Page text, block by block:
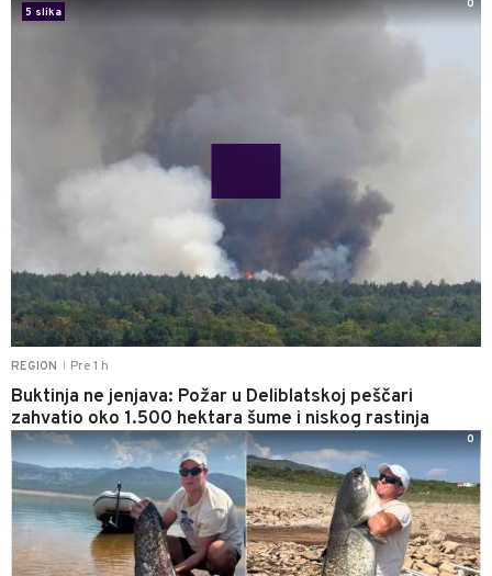
REGION Pre 1 h
Buktinja ne jenjava: Požar u Deliblatskoj peščari
zahvatio oko 1.500 hektara šume i niskog rastinja
5 slika
0
0